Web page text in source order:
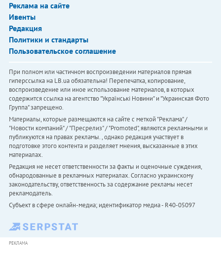
Реклама на сайте
Ивенты
Редакция
Политики и стандарты
Пользовательское соглашение
При полном или частичном воспроизведении материалов прямая
гиперссылка на LB.ua обязательна! Перепечатка, копирование,
воспроизведение или иное использование материалов, в которых
содержится ссылка на агентство "Українськi Новини" и "Украинская Фото
Группа" запрещено.
Материалы, которые размещаются на сайте с меткой "Реклама" /
"Новости компаний" / "Пресрелиз" / "Promoted", являются рекламными и
публикуются на правах рекламы. , однако редакция участвует в
подготовке этого контента и разделяет мнения, высказанные в этих
материалах.
Редакция не несет ответственности за факты и оценочные суждения,
обнародованные в рекламных материалах. Согласно украинскому
законодательству, ответственность за содержание рекламы несет
рекламодатель.
Субъект в сфере онлайн-медиа; идентификатор медиа - R40-05097
РЕКЛАМА